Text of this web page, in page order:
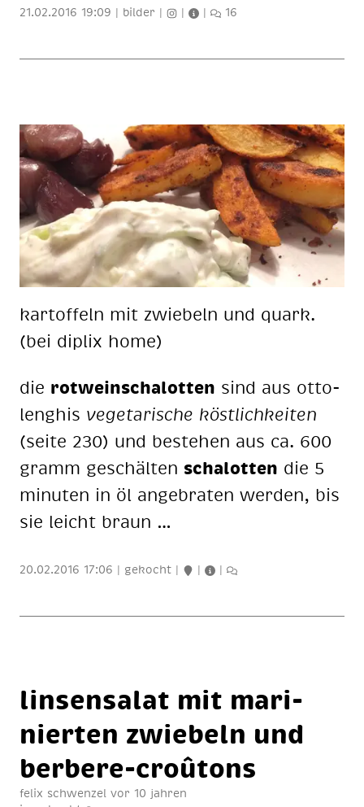
21.02.2016 19:09 | bilder | | | 16
kar­tof­feln mit zwie­beln und quark.
(bei di­plix home)
die rot­wein­scha­lot­ten sind aus ot­to­
lenghis ve­ge­ta­ri­sche köst­lich­kei­ten
(sei­te 230) und be­stehen aus ca. 600
gramm ge­schäl­ten scha­lot­ten die 5
mi­nu­ten in öl an­ge­bra­ten wer­den, bis
sie leicht braun …
20.02.2016 17:06 | gekocht | | |
lin­sen­sa­lat mit ma­ri­
nier­ten zwie­beln und
ber­be­re-croû­tons
felix schwenzel vor 10 jahren